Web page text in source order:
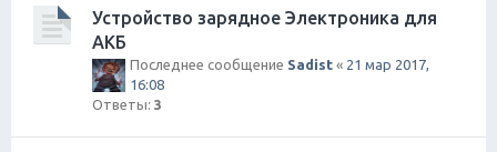
Устройство зарядное Электроника для
АКБ
Последнее сообщение Sadist « 21 мар 2017,
16:08
Ответы: 3